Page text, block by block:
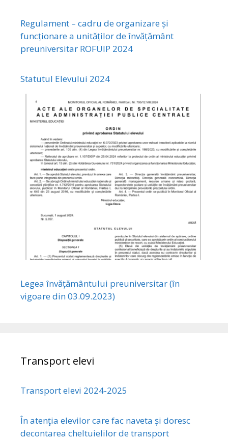
Regulament – cadru de organizare și
funcționare a unităților de învățământ
preuniversitar ROFUIP 2024
Statutul Elevului 2024
Legea învățământului preuniversitar (în
vigoare din 03.09.2023)
Transport elevi
Transport elevi 2024-2025
În atenţia elevilor care fac naveta și doresc
decontarea cheltuielilor de transport